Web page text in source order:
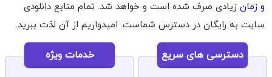
و زمان زیادی صرف شده است و خواهد شد. تمام منابع دانلودی
سایت به رایگان در دسترس شماست. امیدواریم از آن لذت ببرید.
دسترسی های سریع خدمات ویژه